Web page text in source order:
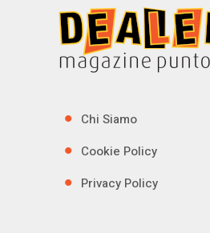
Chi Siamo
Cookie Policy
Privacy Policy